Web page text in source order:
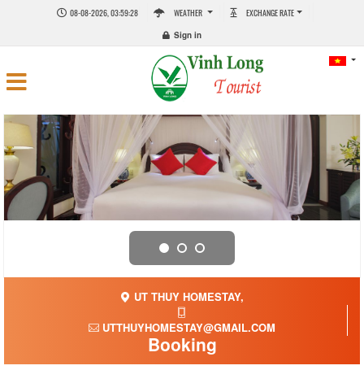
08-08-2026, 03:59:28 WEATHER EXCHANGE RATE
Sign in
UT THUY HOMESTAY,
UTTHUYHOMESTAY@GMAIL.COM
Booking